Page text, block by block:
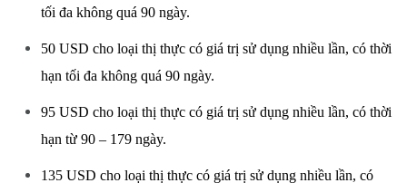
tối đa không quá 90 ngày.
50 USD cho loại thị thực có giá trị sử dụng nhiều lần, có thời
hạn tối đa không quá 90 ngày.
95 USD cho loại thị thực có giá trị sử dụng nhiều lần, có thời
hạn từ 90 – 179 ngày.
135 USD cho loại thị thực có giá trị sử dụng nhiều lần, có